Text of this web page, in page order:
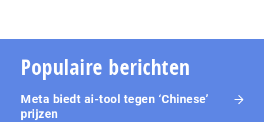
Populaire berichten
Meta biedt ai-tool tegen ‘Chinese’
prijzen